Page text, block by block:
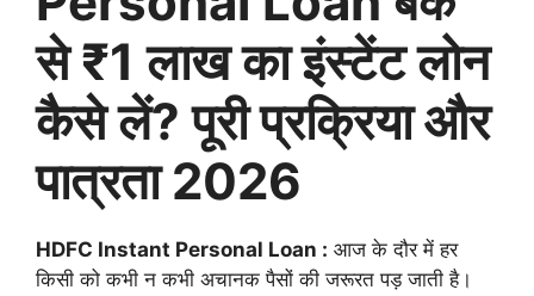
से ₹1 लाख का इंस्टेंट लोन
कैसे लें? पूरी प्रक्रिया और
पात्रता 2026
HDFC Instant Personal Loan : आज के दौर में हर
किसी को कभी न कभी अचानक पैसों की जरूरत पड़ जाती है।